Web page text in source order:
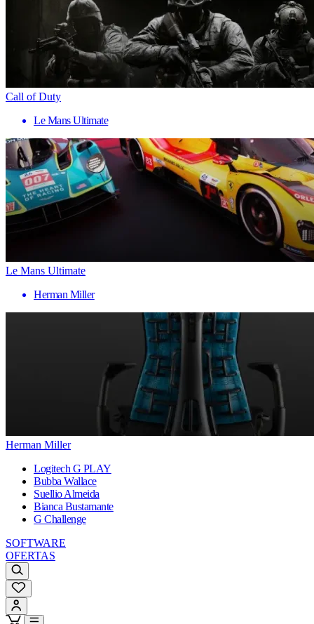
Call of Duty
Le Mans Ultimate
Le Mans Ultimate
Herman Miller
Herman Miller
Logitech G PLAY
Bubba Wallace
Suellio Almeida
Bianca Bustamante
G Challenge
SOFTWARE
OFERTAS